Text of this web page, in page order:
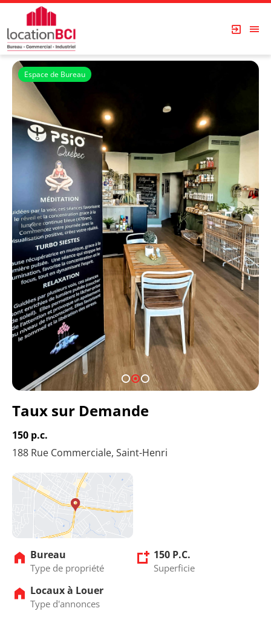
1 2 3
Espace de Bureau
Taux sur Demande
150 p.c.
188 Rue Commerciale, Saint-Henri
Bureau
Type de propriété
150 P.C.
Superficie
Locaux à Louer
Type d'annonces